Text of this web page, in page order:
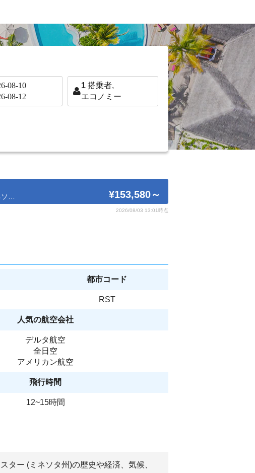
08-10
08-12
1 搭乗者,
エコノミー
) ¥153,580～
2026/08/03 13:01時点
都市コード
RST
人気の航空会社
デルタ航空
全日空
アメリカン航空
飛行時間
12~15時間
ター (ミネソタ州)の歴史や経済、気候、